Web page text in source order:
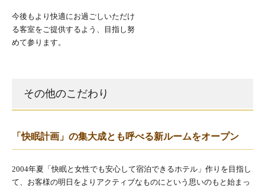
今後もより快適にお過ごしいただけ
る客室をご提供するよう、目指し努
めて参ります。
その他のこだわり
「快眠計画」の集大成とも呼べる新ルームをオープン
2004年夏「快眠と女性でも安心して宿泊できるホテル」作りを目指し
て、お客様の明日をよりアクティブなものにという思いのもと始まっ